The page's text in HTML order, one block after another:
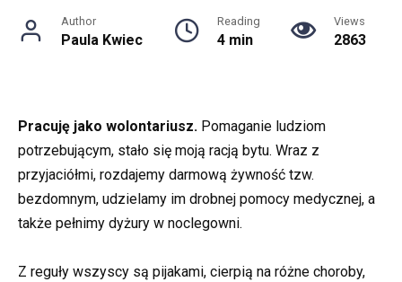
Author
Paula Kwiec
Reading
4 min
Views
2863
Pracuję jako wolontariusz. Pomaganie ludziom
potrzebującym, stało się moją racją bytu. Wraz z
przyjaciółmi, rozdajemy darmową żywność tzw.
bezdomnym, udzielamy im drobnej pomocy medycznej, a
także pełnimy dyżury w noclegowni.
Z reguły wszyscy są pijakami, cierpią na różne choroby,